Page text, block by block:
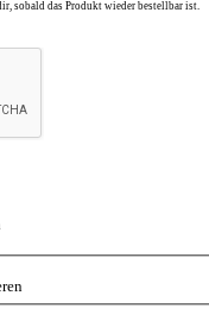
sobald das Produkt wieder bestellbar ist.